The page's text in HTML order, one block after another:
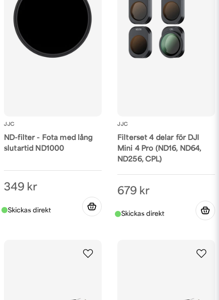
JJC
ND-filter - Fota med lång
slutartid ND1000
349 kr
JJC
Filterset 4 delar för DJI
Mini 4 Pro (ND16, ND64,
ND256, CPL)
679 kr
Skicka fråga
Drömlund
för 3 år sedan
Supersmidigt med variabelt nd-filter med
stort omfång. Kan behålla mitt korta
skärpedjup i alla väder. :-D
för 3 år sedan